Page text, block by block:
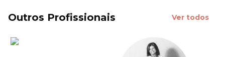
Outros Profissionais Ver todos